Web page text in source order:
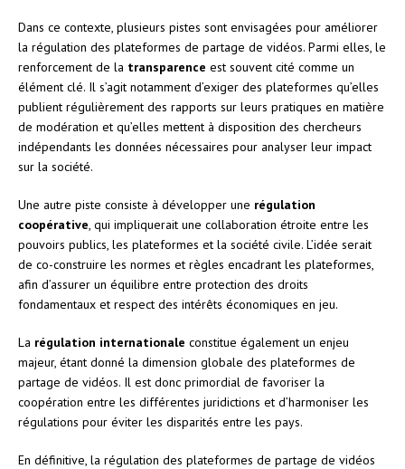
Dans ce contexte, plusieurs pistes sont envisagées pour améliorer
la régulation des plateformes de partage de vidéos. Parmi elles, le
renforcement de la transparence est souvent cité comme un
élément clé. Il s’agit notamment d’exiger des plateformes qu’elles
publient régulièrement des rapports sur leurs pratiques en matière
de modération et qu’elles mettent à disposition des chercheurs
indépendants les données nécessaires pour analyser leur impact
sur la société.
Une autre piste consiste à développer une régulation
coopérative, qui impliquerait une collaboration étroite entre les
pouvoirs publics, les plateformes et la société civile. L’idée serait
de co-construire les normes et règles encadrant les plateformes,
afin d’assurer un équilibre entre protection des droits
fondamentaux et respect des intérêts économiques en jeu.
La régulation internationale constitue également un enjeu
majeur, étant donné la dimension globale des plateformes de
partage de vidéos. Il est donc primordial de favoriser la
coopération entre les différentes juridictions et d’harmoniser les
régulations pour éviter les disparités entre les pays.
En définitive, la régulation des plateformes de partage de vidéos